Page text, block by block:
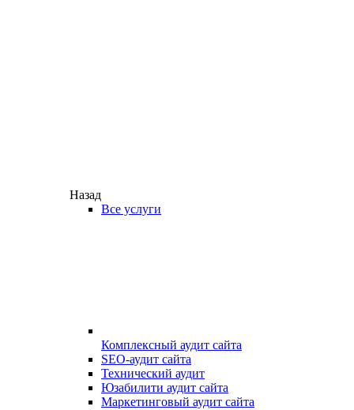
Назад
Все услуги
Комплексный аудит сайта
SEO-аудит сайта
Технический аудит
Юзабилити аудит сайта
Маркетинговый аудит сайта